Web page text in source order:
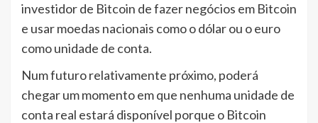
investidor de Bitcoin de fazer negócios em Bitcoin
e usar moedas nacionais como o dólar ou o euro
como unidade de conta.
Num futuro relativamente próximo, poderá
chegar um momento em que nenhuma unidade de
conta real estará disponível porque o Bitcoin